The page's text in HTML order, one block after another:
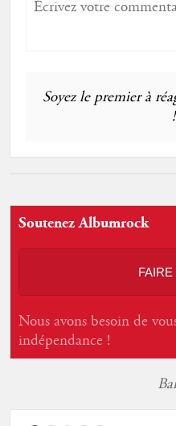
Soyez le premier à
!
Soutenez Albumrock
Nous avons besoin de
indépendance !